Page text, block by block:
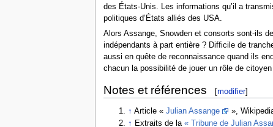
des États-Unis. Les informations qu’il a
politiques d’États alliés des USA.
Alors Assange, Snowden et consorts sont-ils
indépendants à part entière ? Difficile de
aussi en quête de reconnaissance quand ils
chacun la possibilité de jouer un rôle de
Notes et références [modifier]
↑ Article «Julian Assange
»,
↑ Extraits de la« Tribune de Julian